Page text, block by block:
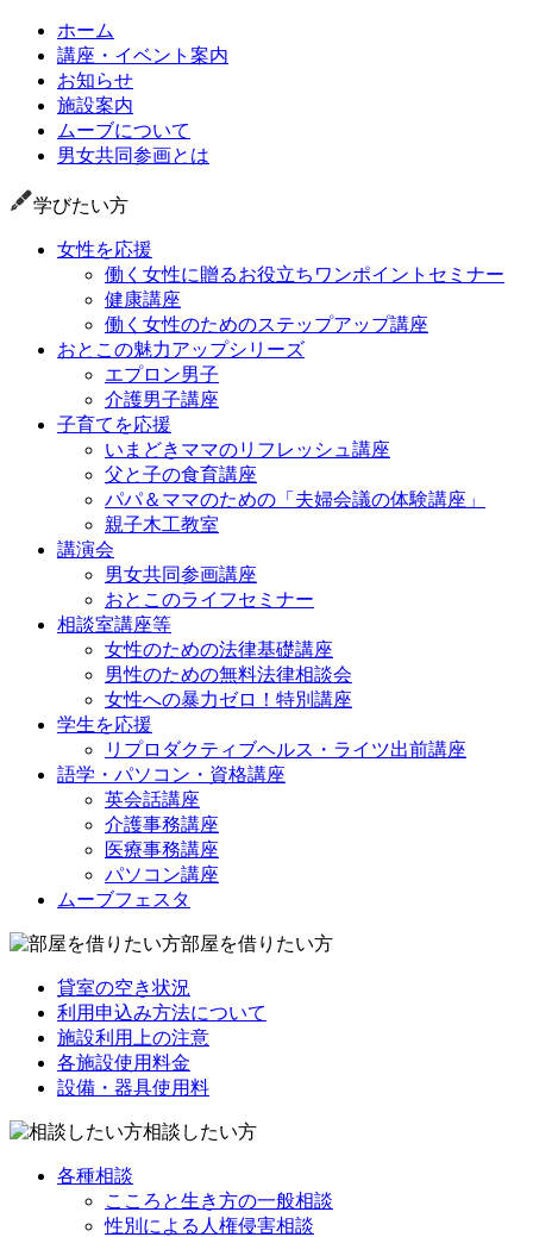
ホーム
講座・イベント案内
お知らせ
施設案内
ムーブについて
男女共同参画とは
学びたい方
女性を応援
働く女性に贈るお役立ちワンポイントセミナー
健康講座
働く女性のためのステップアップ講座
おとこの魅力アップシリーズ
エプロン男子
介護男子講座
子育てを応援
いまどきママのリフレッシュ講座
父と子の食育講座
パパ＆ママのための「夫婦会議の体験講座」
親子木工教室
講演会
男女共同参画講座
おとこのライフセミナー
相談室講座等
女性のための法律基礎講座
男性のための無料法律相談会
女性への暴力ゼロ！特別講座
学生を応援
リプロダクティブヘルス・ライツ出前講座
語学・パソコン・資格講座
英会話講座
介護事務講座
医療事務講座
パソコン講座
ムーブフェスタ
部屋を借りたい方
貸室の空き状況
利用申込み方法について
施設利用上の注意
各施設使用料金
設備・器具使用料
相談したい方
各種相談
こころと生き方の一般相談
性別による人権侵害相談